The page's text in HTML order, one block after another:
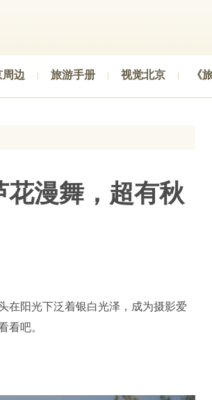
周边 旅游手册 视觉北京 《
漫舞，超有秋
在阳光下泛着银白光泽，成为摄影爱
看吧。